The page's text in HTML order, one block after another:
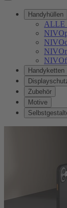
Handyhüllen
ALLE
Handyketten
Zubehör
Motive